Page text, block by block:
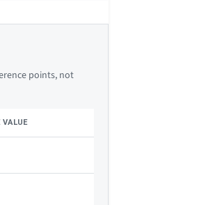
points, not
VALUE